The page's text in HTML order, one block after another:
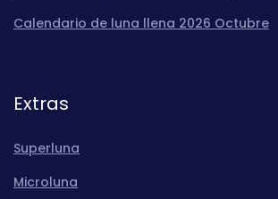
Calendario de luna llena 2026 Octubre
Extras
Superluna
Microluna